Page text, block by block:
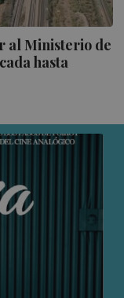
al Ministerio de
hasta